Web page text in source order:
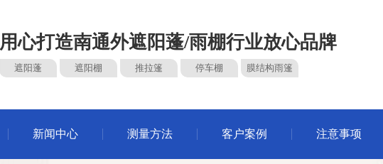
用心打造南通外遮阳蓬/雨棚行业放心品牌
遮阳蓬 遮阳棚 推拉篷 停车棚 膜结构雨篷
新闻中心 测量方法 客户案例 注意事项